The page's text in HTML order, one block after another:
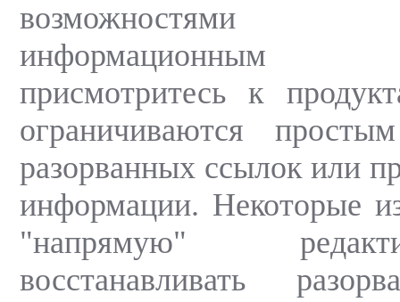
возможностями
информационным
присмотритесь к
ограничиваются
разорванных ссылок или
информации. Некоторые
"напрямую"
восстанавливать